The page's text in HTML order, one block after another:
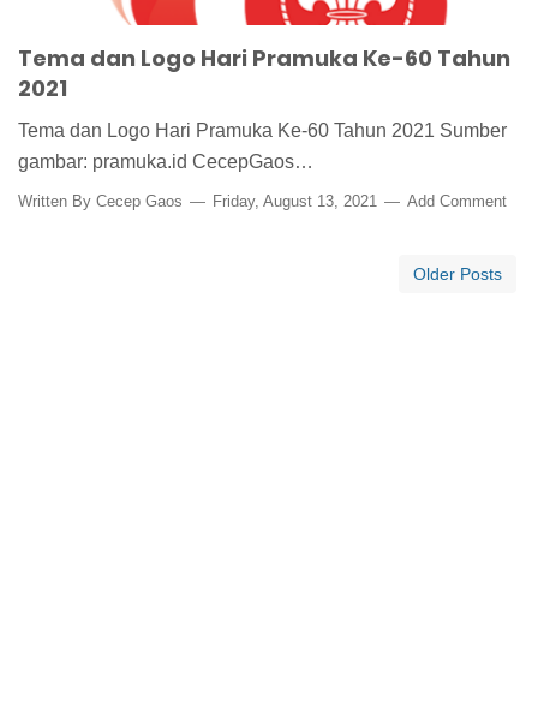
Tema dan Logo Hari Pramuka Ke-60 Tahun
2021
Tema dan Logo Hari Pramuka Ke-60 Tahun 2021 Sumber
gambar: pramuka.id CecepGaos…
Written By Cecep Gaos Friday, August 13, 2021 Add Comment
Older Posts